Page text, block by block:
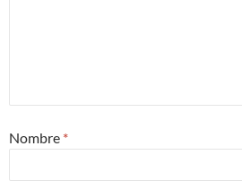
Nombre *